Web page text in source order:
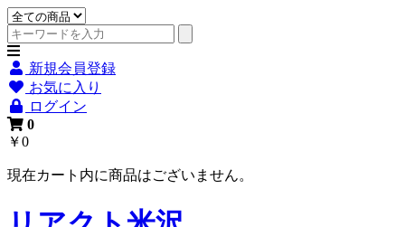
新規会員登録
お気に入り
ログイン
0
￥0
現在カート内に商品はございません。